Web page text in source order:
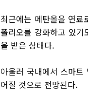
최근에는 메탄올을 연료
폴리오를 강화하고 있
을 받은 상태다.
아울러 국내에서 스마
어질 것으로 전망된다.